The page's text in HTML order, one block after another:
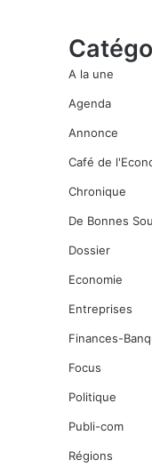
A la une
Agenda
Annonce
Café de
Chronique
De Bonnes
Dossier
Economie
Entreprises
Finances-
Focus
Politique
Publi-com
Régions